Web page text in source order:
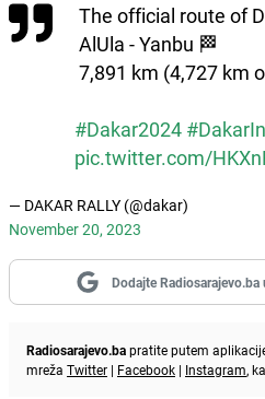
The official route of
AlUla - Yanbu 🏁
7,891 km (4,727 km
#Dakar2024
pic.twitter.com/
— DAKAR RALLY (@dakar)
November 20, 2023
Dodajte
Radiosarajevo.bapratite putem
mreža Twitter | Facebook | Instagram,